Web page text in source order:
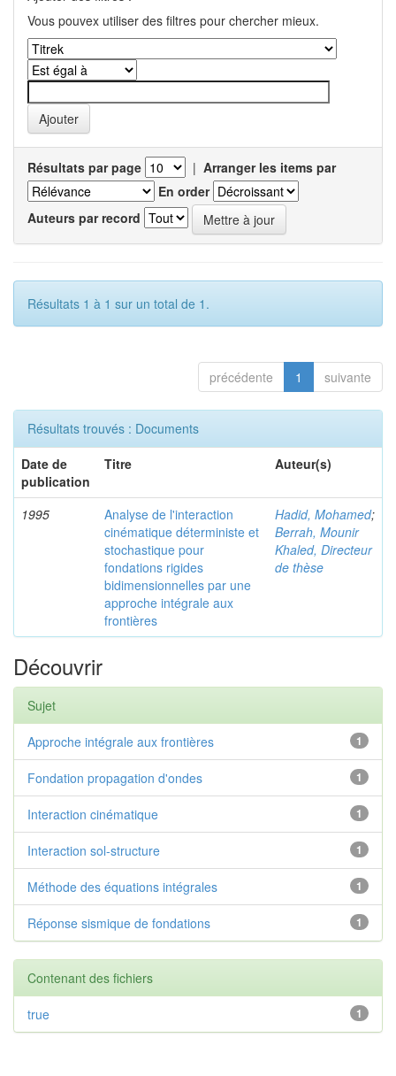
Vous pouvex utiliser des filtres pour chercher mieux.
Résultats par page | Arranger les items par
En order
Auteurs par record
Résultats 1 à 1 sur un total de 1.
précédente 1 suivante
Résultats trouvés : Documents
Date de
publication
Titre Auteur(s)
1995
Analyse de l'interaction
cinématique déterministe et
stochastique pour
fondations rigides
bidimensionnelles par une
approche intégrale aux
frontières
Hadid, Mohamed;
Berrah, Mounir
Khaled, Directeur
de thèse
Découvrir
Sujet
1
Approche intégrale aux frontières
1
Fondation propagation d'ondes
1
Interaction cinématique
1
Interaction sol-structure
1
Méthode des équations intégrales
1
Réponse sismique de fondations
Contenant des fichiers
1
true